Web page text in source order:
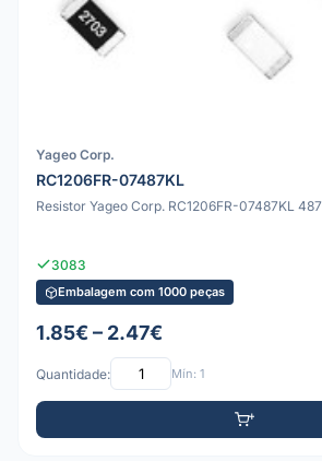
Yageo Corp.
RC1206FR-07487KL
Resistor Yageo Corp. RC1206FR-07487KL
3083
Embalagem com 1000 peças
1.85€ – 2.47€
Quantidade: Mín: 1